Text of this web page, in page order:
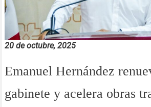
20 de octubre, 2025
Emanuel Hernández
gabinete y acelera obras